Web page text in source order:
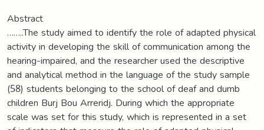
Abstract
……..The study aimed to identify the role of adapted physical
activity in developing the skill of communication among the
hearing-impaired, and the researcher used the descriptive
and analytical method in the language of the study sample
(58) students belonging to the school of deaf and dumb
children Burj Bou Arreridj. During which the appropriate
scale was set for this study, which is represented in a set